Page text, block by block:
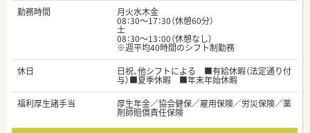
勤務時間
月火水木金
08：30～17：30（休憩60分）
土
08：30～13：00（休憩なし）
※週平均40時間のシフト制勤務
休日
日祝、他シフトによる ■有給休暇（法定通り付
与）■夏季休暇 ■年末年始休暇
福利厚生諸手当
厚生年金／協会健保／雇用保険／労災保険／薬
剤師賠償責任保険